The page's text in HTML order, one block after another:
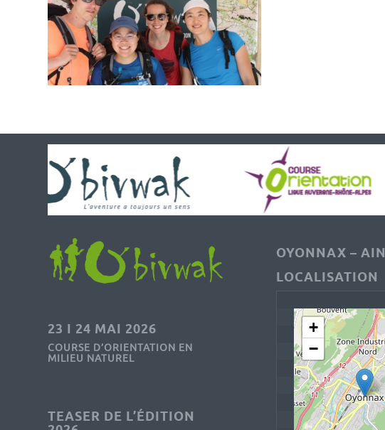
23 I 24 MAI 2026
COURSE D’ORIENTATION EN
MILIEU NATUREL
TEASER DE L’ÉDITION
OYONNAX – AIN
LOCALISATION
+
−